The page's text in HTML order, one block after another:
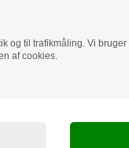
og til trafikmåling. Vi
af cookies.